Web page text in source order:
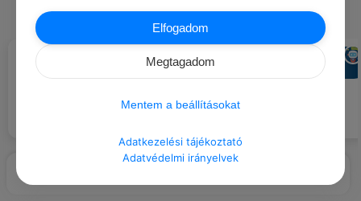
#EZT BESZÉLIK…
A kapcsolatok nem tartanak ki,
törődni a másikkal.
JÓCSELEKEDET
CHATGPT
Ajándékozz egy pár meleg zoknit
Elfogadom
Megtagadom
Mentem a beállításokat
Adatkezelési tájékoztató
Adatvédelmi irányelvek